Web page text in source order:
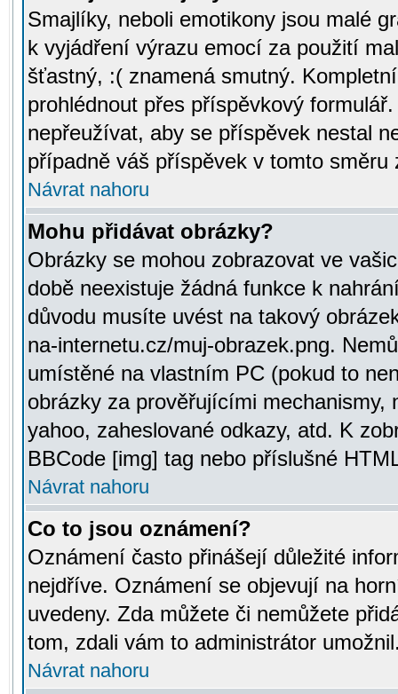
Smajlíky, neboli emotikony jsou malé
k vyjádření výrazu emocí za použití
šťastný, :( znamená smutný.
prohlédnout přes příspěvkový
nepřeužívat, aby se příspěvek nestal
případně váš příspěvek v tomto směru
Návrat nahoru
Mohu přidávat obrázky?
Obrázky se mohou zobrazovat ve
době neexistuje žádná funkce k
důvodu musíte uvést na takový
na-internetu.cz/muj-obrazek.png.
umístěné na vlastním PC (pokud to
obrázky za prověřujícími mechanismy,
yahoo, zaheslované odkazy, atd. K
BBCode [img] tag nebo příslušné
Návrat nahoru
Co to jsou oznámení?
Oznámení často přinášejí důležité
nejdříve. Oznámení se objevují na
uvedeny. Zda můžete či nemůžete
tom, zdali vám to administrátor
Návrat nahoru